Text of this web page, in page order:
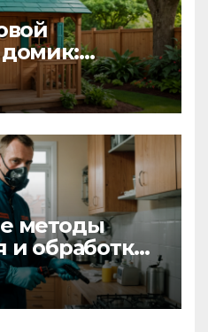
от
методы
и обработки
подход
квартир и